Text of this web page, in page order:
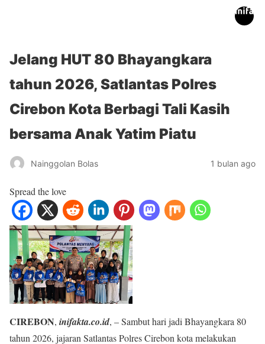
Jelang HUT 80 Bhayangkara
tahun 2026, Satlantas Polres
Cirebon Kota Berbagi Tali Kasih
bersama Anak Yatim Piatu
Nainggolan Bolas 1 bulan ago
Spread the love
CIREBON, inifakta.co.id, – Sambut hari jadi Bhayangkara 80
tahun 2026, jajaran Satlantas Polres Cirebon kota melakukan